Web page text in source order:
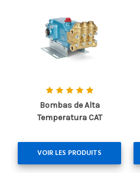
Bombas de Alta
Temperatura CAT
VOIR LES PRODUITS